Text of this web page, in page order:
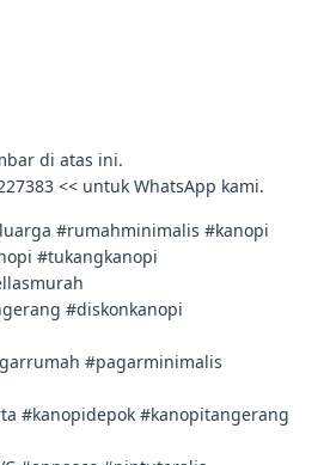
di atas ini.
<< untuk WhatsApp kami.
#rumahminimalis #kanopi
#tukangkanopi
#diskonkanopi
#pagarminimalis
#kanopidepok #kanopitangerang